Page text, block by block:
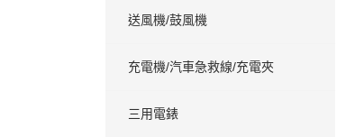
送風機/鼓風機
充電機/汽車急救線/充電夾
三用電錶